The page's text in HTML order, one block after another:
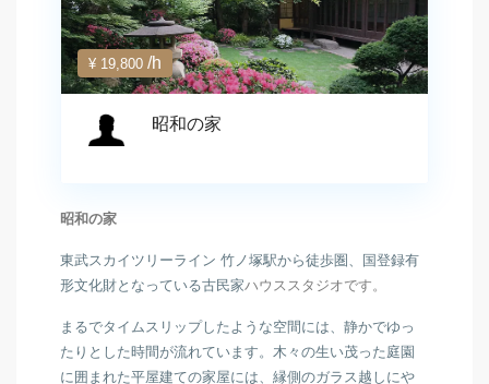
¥ 19,800/h
昭和の家
昭和の家
東武スカイツリーライン 竹ノ塚駅から徒歩圏、国登録有
形文化財となっている古民家ハウススタジオです。
まるでタイムスリップしたような空間には、静かでゆっ
たりとした時間が流れています。木々の生い茂った庭園
に囲まれた平屋建ての家屋には、縁側のガラス越しにや